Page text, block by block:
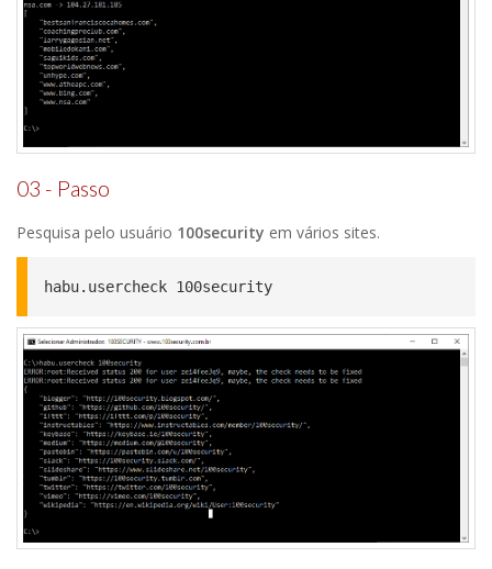
03 - Passo
Pesquisa pelo usuário 100security em vários sites.
habu.usercheck 100security